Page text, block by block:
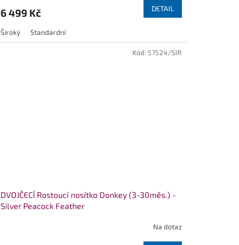
6 499 Kč DETAIL
Široký Standardní
DVOJČECÍ Rostoucí nosítko Donkey (3-30měs.) -
Silver Peacock Feather
Na dotaz
Kód: 57524/SIR